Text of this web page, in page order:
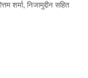
शर्मा, निजामुद्दीन सहित